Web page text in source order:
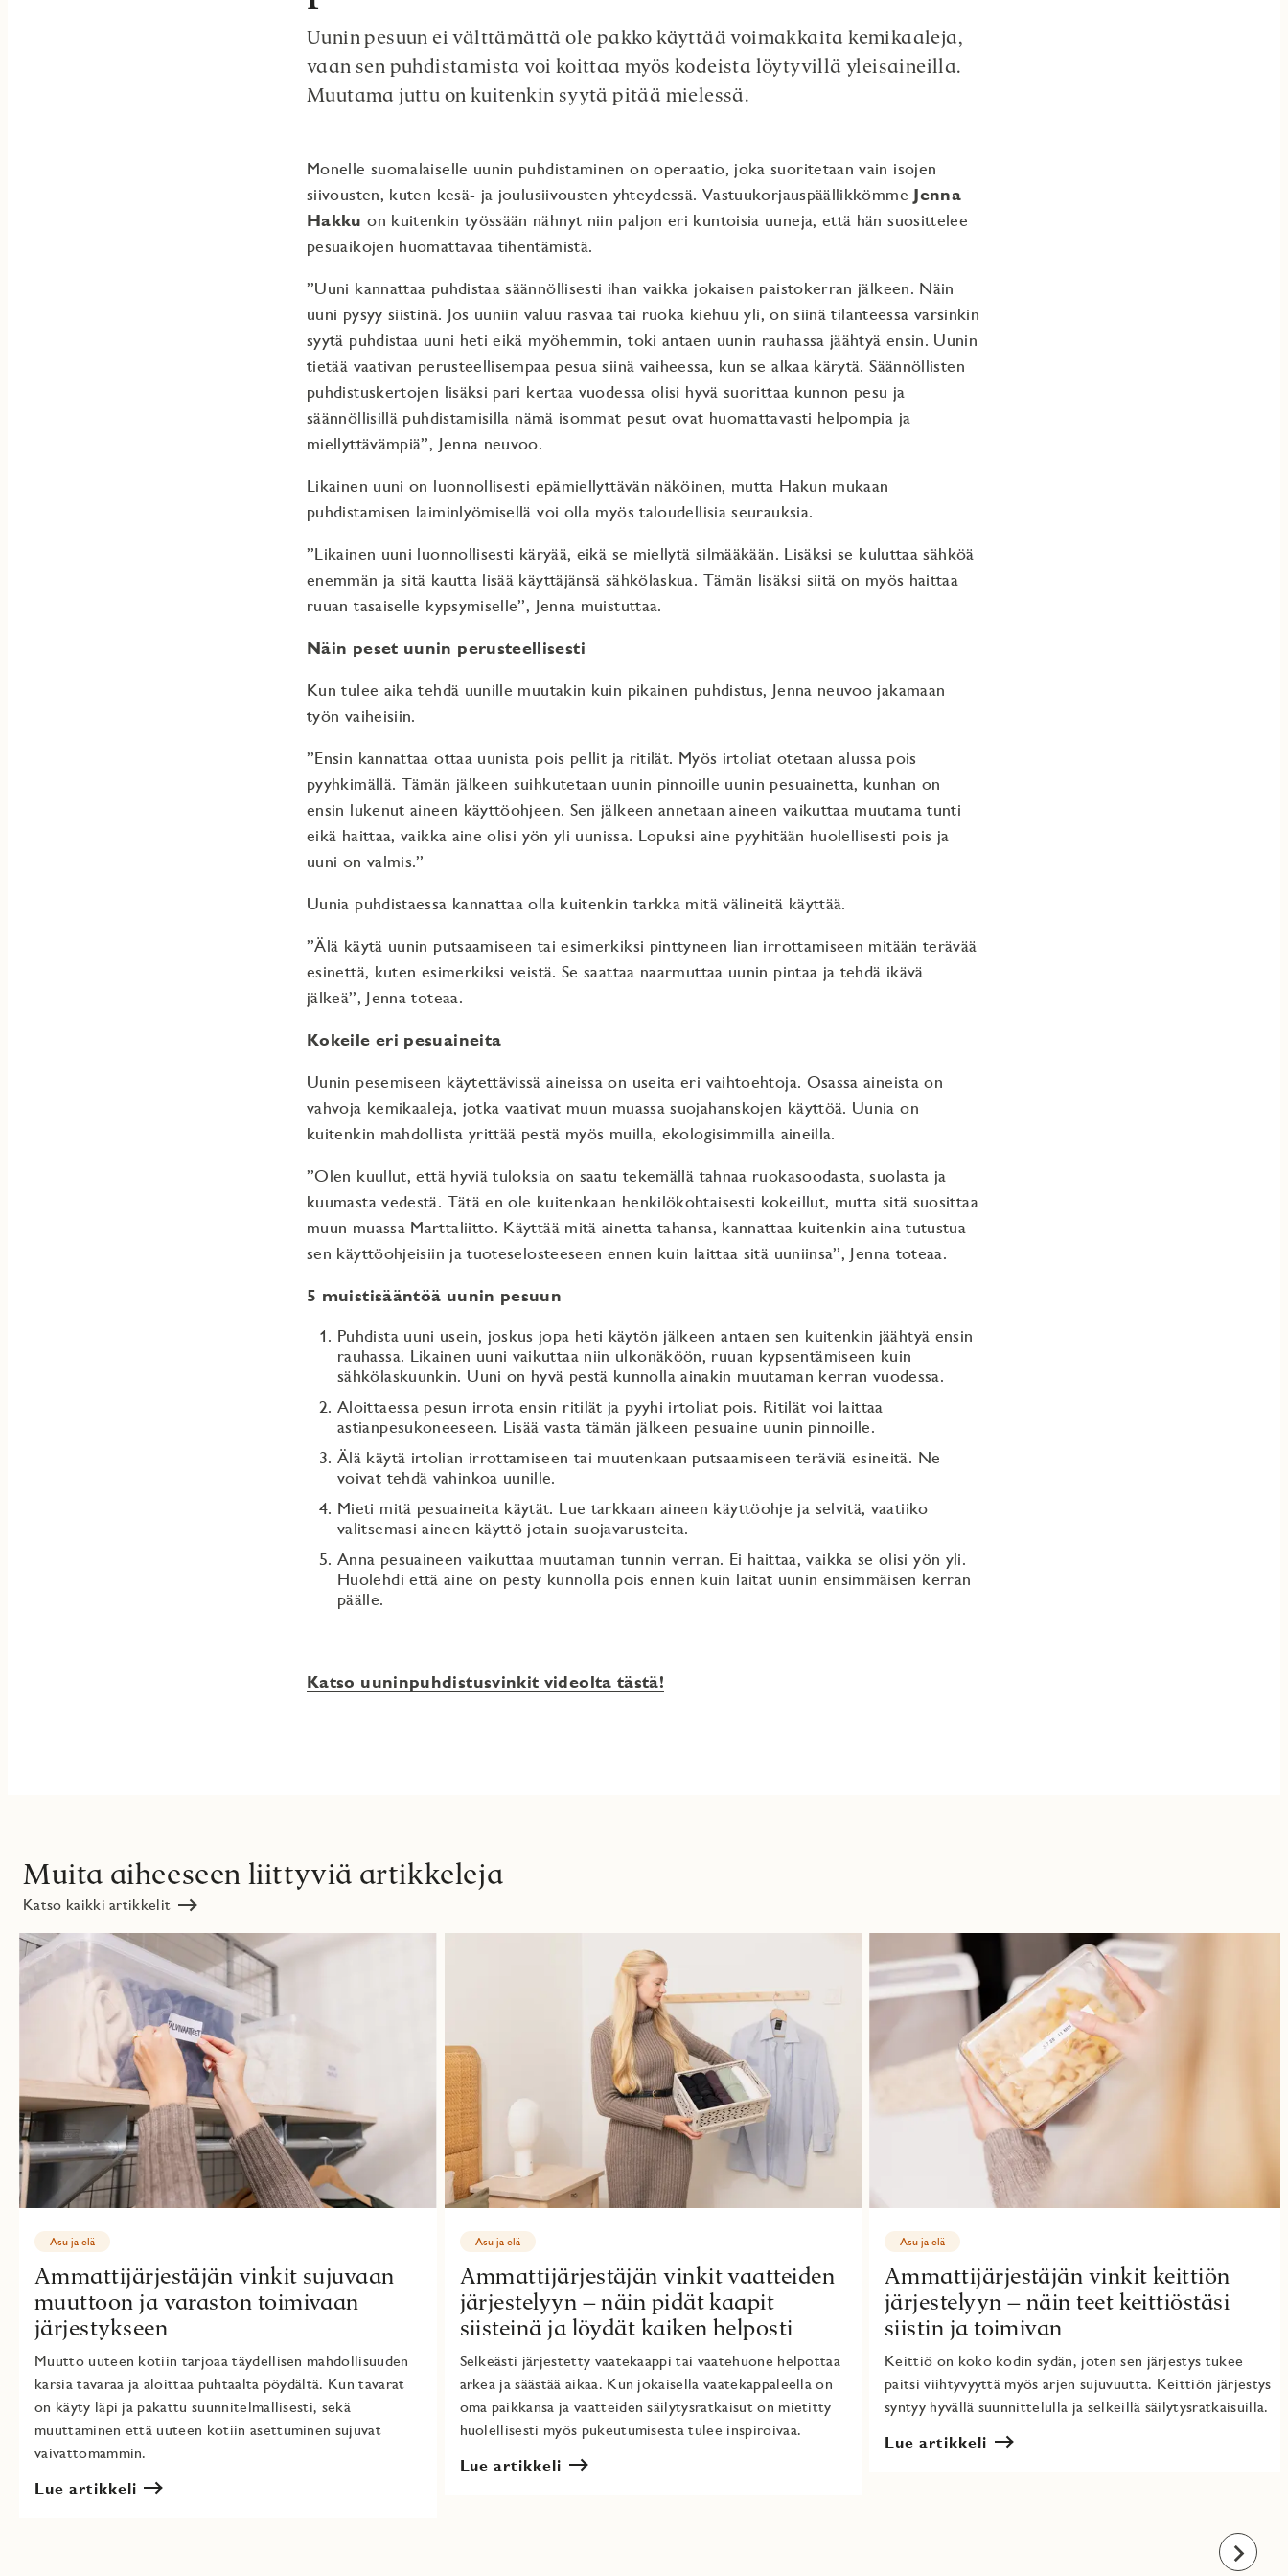
Uunin pesuun ei välttämättä ole pakko käyttää voimakkaita kemikaaleja,
vaan sen puhdistamista voi koittaa myös kodeista löytyvillä yleisaineilla.
Muutama juttu on kuitenkin syytä pitää mielessä.
Monelle suomalaiselle uunin puhdistaminen on operaatio, joka suoritetaan vain isojen
siivousten, kuten kesä- ja joulusiivousten yhteydessä. Vastuukorjauspäällikkömme Jenna
Hakku on kuitenkin työssään nähnyt niin paljon eri kuntoisia uuneja, että hän suosittelee
pesuaikojen huomattavaa tihentämistä.
”Uuni kannattaa puhdistaa säännöllisesti ihan vaikka jokaisen paistokerran jälkeen. Näin
uuni pysyy siistinä. Jos uuniin valuu rasvaa tai ruoka kiehuu yli, on siinä tilanteessa varsinkin
syytä puhdistaa uuni heti eikä myöhemmin, toki antaen uunin rauhassa jäähtyä ensin. Uunin
tietää vaativan perusteellisempaa pesua siinä vaiheessa, kun se alkaa kärytä. Säännöllisten
puhdistuskertojen lisäksi pari kertaa vuodessa olisi hyvä suorittaa kunnon pesu ja
säännöllisillä puhdistamisilla nämä isommat pesut ovat huomattavasti helpompia ja
miellyttävämpiä”, Jenna neuvoo.
Likainen uuni on luonnollisesti epämiellyttävän näköinen, mutta Hakun mukaan
puhdistamisen laiminlyömisellä voi olla myös taloudellisia seurauksia.
”Likainen uuni luonnollisesti käryää, eikä se miellytä silmääkään. Lisäksi se kuluttaa sähköä
enemmän ja sitä kautta lisää käyttäjänsä sähkölaskua. Tämän lisäksi siitä on myös haittaa
ruuan tasaiselle kypsymiselle”, Jenna muistuttaa.
Näin peset uunin perusteellisesti
Kun tulee aika tehdä uunille muutakin kuin pikainen puhdistus, Jenna neuvoo jakamaan
työn vaiheisiin.
”Ensin kannattaa ottaa uunista pois pellit ja ritilät. Myös irtoliat otetaan alussa pois
pyyhkimällä. Tämän jälkeen suihkutetaan uunin pinnoille uunin pesuainetta, kunhan on
ensin lukenut aineen käyttöohjeen. Sen jälkeen annetaan aineen vaikuttaa muutama tunti
eikä haittaa, vaikka aine olisi yön yli uunissa. Lopuksi aine pyyhitään huolellisesti pois ja
uuni on valmis.”
Uunia puhdistaessa kannattaa olla kuitenkin tarkka mitä välineitä käyttää.
”Älä käytä uunin putsaamiseen tai esimerkiksi pinttyneen lian irrottamiseen mitään terävää
esinettä, kuten esimerkiksi veistä. Se saattaa naarmuttaa uunin pintaa ja tehdä ikävä
jälkeä”, Jenna toteaa.
Kokeile eri pesuaineita
Uunin pesemiseen käytettävissä aineissa on useita eri vaihtoehtoja. Osassa aineista on
vahvoja kemikaaleja, jotka vaativat muun muassa suojahanskojen käyttöä. Uunia on
kuitenkin mahdollista yrittää pestä myös muilla, ekologisimmilla aineilla.
”Olen kuullut, että hyviä tuloksia on saatu tekemällä tahnaa ruokasoodasta, suolasta ja
kuumasta vedestä. Tätä en ole kuitenkaan henkilökohtaisesti kokeillut, mutta sitä suosittaa
muun muassa Marttaliitto. Käyttää mitä ainetta tahansa, kannattaa kuitenkin aina tutustua
sen käyttöohjeisiin ja tuoteselosteeseen ennen kuin laittaa sitä uuniinsa”, Jenna toteaa.
5 muistisääntöä uunin pesuun
Puhdista uuni usein, joskus jopa heti käytön jälkeen antaen sen kuitenkin jäähtyä ensin
rauhassa. Likainen uuni vaikuttaa niin ulkonäköön, ruuan kypsentämiseen kuin
sähkölaskuunkin. Uuni on hyvä pestä kunnolla ainakin muutaman kerran vuodessa.
Aloittaessa pesun irrota ensin ritilät ja pyyhi irtoliat pois. Ritilät voi laittaa
astianpesukoneeseen. Lisää vasta tämän jälkeen pesuaine uunin pinnoille.
Älä käytä irtolian irrottamiseen tai muutenkaan putsaamiseen teräviä esineitä. Ne
voivat tehdä vahinkoa uunille.
Mieti mitä pesuaineita käytät. Lue tarkkaan aineen käyttöohje ja selvitä, vaatiiko
valitsemasi aineen käyttö jotain suojavarusteita.
Anna pesuaineen vaikuttaa muutaman tunnin verran. Ei haittaa, vaikka se olisi yön yli.
Huolehdi että aine on pesty kunnolla pois ennen kuin laitat uunin ensimmäisen kerran
päälle.
Katso uuninpuhdistusvinkit videolta tästä!
Muita aiheeseen liittyviä artikkeleja
Katso kaikki artikkelit
Asu ja elä
Ammattijärjestäjän vinkit sujuvaan
muuttoon ja varaston toimivaan
järjestykseen
Muutto uuteen kotiin tarjoaa täydellisen mahdollisuuden
karsia tavaraa ja aloittaa puhtaalta pöydältä. Kun tavarat
on käyty läpi ja pakattu suunnitelmallisesti, sekä
muuttaminen että uuteen kotiin asettuminen sujuvat
vaivattomammin.
Lue artikkeli
Asu ja elä
Ammattijärjestäjän vinkit vaatteiden
järjestelyyn – näin pidät kaapit
siisteinä ja löydät kaiken helposti
Selkeästi järjestetty vaatekaappi tai vaatehuone helpottaa
arkea ja säästää aikaa. Kun jokaisella vaatekappaleella on
oma paikkansa ja vaatteiden säilytysratkaisut on mietitty
huolellisesti myös pukeutumisesta tulee inspiroivaa.
Lue artikkeli
Asu ja elä
Ammattijärjestäjän vinkit keittiön
järjestelyyn – näin teet keittiöstäsi
siistin ja toimivan
Keittiö on koko kodin sydän, joten sen järjestys tukee
paitsi viihtyvyyttä myös arjen sujuvuutta. Keittiön järjestys
syntyy hyvällä suunnittelulla ja selkeillä säilytysratkaisuilla.
Lue artikkeli